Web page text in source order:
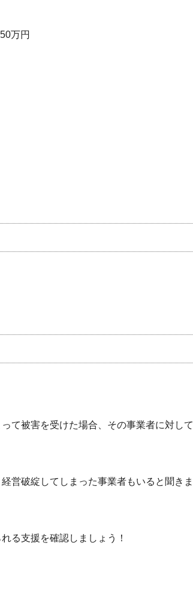
万円
て被害を受けた場合、その事業者に対して
営破綻してしまった事業者もいると聞きま
る支援を確認しましょう！